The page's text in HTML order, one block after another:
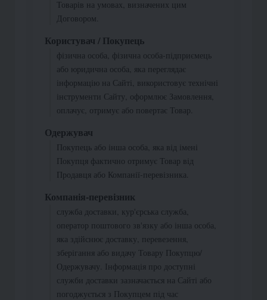
Товарів на умовах, визначених цим
Договором.
Користувач / Покупець
фізична особа, фізична особа-підприємець
або юридична особа, яка переглядає
інформацію на Сайті, використовує технічні
інструменти Сайту, оформлює Замовлення,
оплачує, отримує або повертає Товар.
Одержувач
Покупець або інша особа, яка від імені
Покупця фактично отримує Товар від
Продавця або Компанії-перевізника.
Компанія-перевізник
служба доставки, кур'єрська служба,
оператор поштового зв'язку або інша особа,
яка здійснює доставку, перевезення,
зберігання або видачу Товару Покупцю/
Одержувачу. Інформація про доступні
служби доставки зазначається на Сайті або
погоджується з Покупцем під час